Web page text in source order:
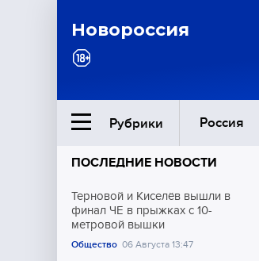
Новороссия
Рубрики Россия
Ближний Восток
Общество
ПОСЛЕДНИЕ НОВОСТИ
Терновой и Киселёв вышли в
финал ЧЕ в прыжках с 10-
метровой вышки
Общество 06 Августа 13:47